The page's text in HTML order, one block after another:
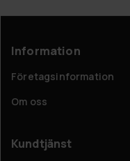
Information
Företagsinformation
Om oss
Kundtjänst